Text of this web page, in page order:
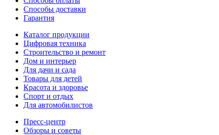
Способы доставки
Гарантия
Каталог продукции
Цифровая техника
Строительство и ремонт
Дом и интерьер
Для дачи и сада
Товары для детей
Красота и здоровье
Спорт и отдых
Для автомобилистов
Пресс-центр
Обзоры и советы